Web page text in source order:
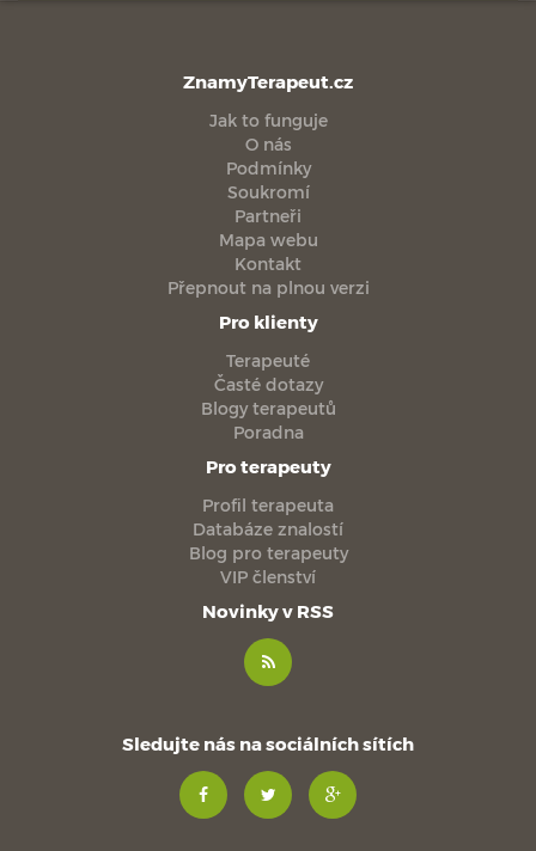
ZnamyTerapeut.cz
Jak to funguje
O nás
Podmínky
Soukromí
Partneři
Mapa webu
Kontakt
Přepnout na plnou verzi
Pro klienty
Terapeuté
Časté dotazy
Blogy terapeutů
Poradna
Pro terapeuty
Profil terapeuta
Databáze znalostí
Blog pro terapeuty
VIP členství
Novinky v RSS
Sledujte nás na sociálních sítích